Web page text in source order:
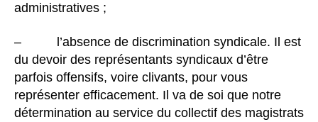
administratives ;
– l’absence de discrimination syndicale. Il est
du devoir des représentants syndicaux d’être
parfois offensifs, voire clivants, pour vous
représenter efficacement. Il va de soi que notre
détermination au service du collectif des magistrats